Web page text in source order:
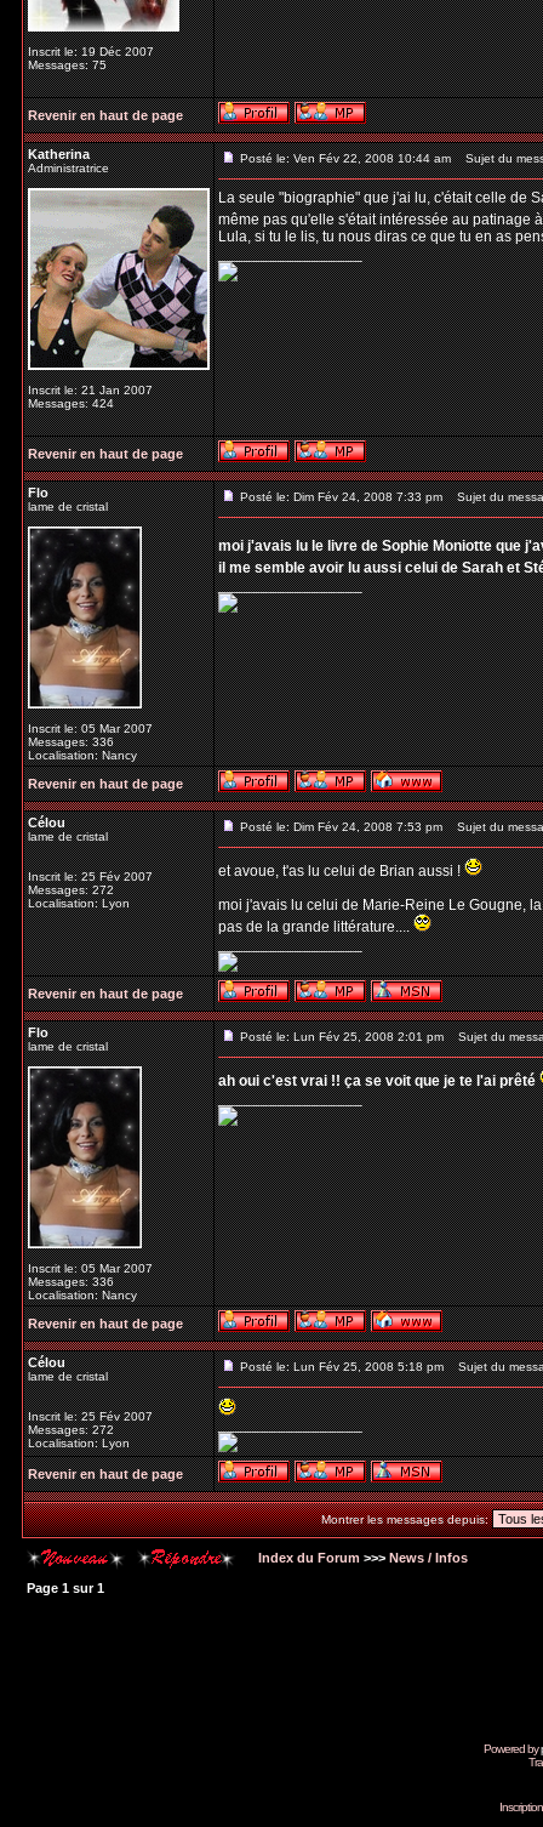
Inscrit le: 19 Déc 2007
Messages: 75
Revenir en haut de page
Katherina
Administratrice
Inscrit le: 21 Jan 2007
Messages: 424
Posté le: Ven Fév 22, 2008 10:44 am Sujet du
La seule "biographie" que j'ai lu, c'était celle de
même pas qu'elle s'était intéressée au patinage
Lula, si tu le lis, tu nous diras ce que tu en as
_________________
Revenir en haut de page
Flo
lame de cristal
Inscrit le: 05 Mar 2007
Messages: 336
Localisation: Nancy
Posté le: Dim Fév 24, 2008 7:33 pm Sujet du
moi j'avais lu le livre de Sophie Moniotte que
il me semble avoir lu aussi celui de Sarah et
_________________
Revenir en haut de page
Célou
lame de cristal
Inscrit le: 25 Fév 2007
Messages: 272
Localisation: Lyon
Posté le: Dim Fév 24, 2008 7:53 pm Sujet du
et avoue, t'as lu celui de Brian aussi !
moi j'avais lu celui de Marie-Reine Le Gougne,
pas de la grande littérature....
_________________
Revenir en haut de page
Flo
lame de cristal
Inscrit le: 05 Mar 2007
Messages: 336
Localisation: Nancy
Posté le: Lun Fév 25, 2008 2:01 pm Sujet du
ah oui c'est vrai !! ça se voit que je te l'ai prêté
_________________
Revenir en haut de page
Célou
lame de cristal
Inscrit le: 25 Fév 2007
Messages: 272
Localisation: Lyon
Posté le: Lun Fév 25, 2008 5:18 pm Sujet du
_________________
Revenir en haut de page
Montrer les messages depuis:
Index du Forum >>> News / Infos
Page 1 sur1
Powered by